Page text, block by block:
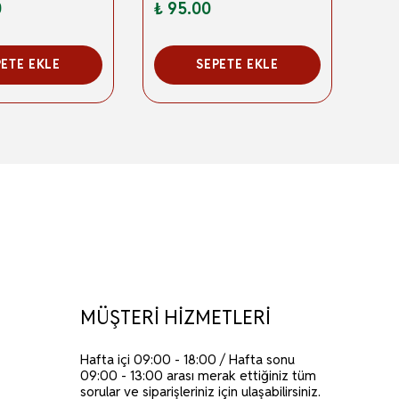
EKLE
₺ 95.00
SEPETE EKLE
MÜŞTERİ HİZMETLERİ
Hafta içi 09:00 - 18:00 / Hafta sonu
09:00 - 13:00 arası merak ettiğiniz tüm
sorular ve siparişleriniz için ulaşabilirsiniz.